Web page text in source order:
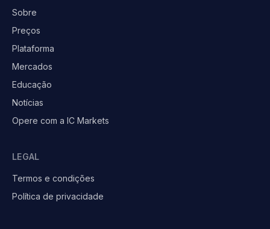
Sobre
Preços
Plataforma
Mercados
Educação
Notícias
Opere com a IC Markets
LEGAL
Termos e condições
Política de privacidade